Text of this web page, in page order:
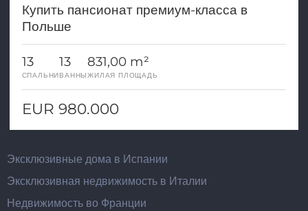
Купить пансионат премиум-класса в
Польше
13
СПАЛЬНИ
13
ВАННЫ
831,00 m²
ЖИЛАЯ ПЛОЩАДЬ
EUR 980.000
Эксклюзивные дома в Испании
Эксклюзивная недвижимость в Италии
Недвижимость во Франции